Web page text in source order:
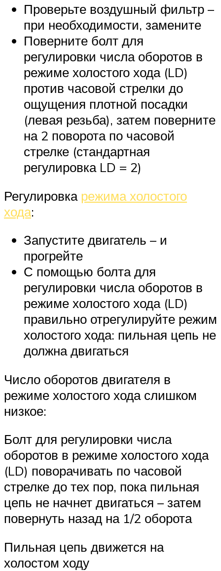
Проверьте воздушный фильтр –
при необходимости, замените
Поверните болт для
регулировки числа оборотов в
режиме холостого хода (LD)
против часовой стрелки до
ощущения плотной посадки
(левая резьба), затем поверните
на 2 поворота по часовой
стрелке (стандартная
регулировка LD = 2)
Регулировка режима холостого
хода:
Запустите двигатель – и
прогрейте
С помощью болта для
регулировки числа оборотов в
режиме холостого хода (LD)
правильно отрегулируйте режим
холостого хода: пильная цепь не
должна двигаться
Число оборотов двигателя в
режиме холостого хода слишком
низкое:
Болт для регулировки числа
оборотов в режиме холостого хода
(LD) поворачивать по часовой
стрелке до тех пор, пока пильная
цепь не начнет двигаться – затем
повернуть назад на 1/2 оборота
Пильная цепь движется на
холостом ходу